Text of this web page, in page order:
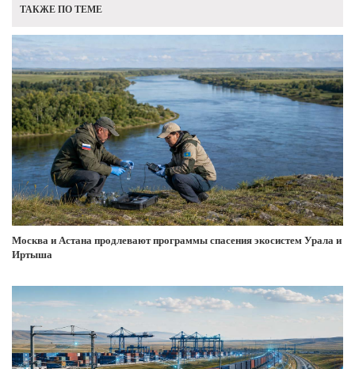
ТАКЖЕ ПО ТЕМЕ
Москва и Астана продлевают программы спасения экосистем Урала и
Иртыша